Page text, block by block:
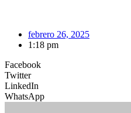
febrero 26, 2025
1:18 pm
Facebook
Twitter
LinkedIn
WhatsApp